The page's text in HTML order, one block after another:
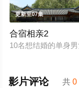
更新至07集
合宿相亲2
10名想结婚的单身
共0
影片评论